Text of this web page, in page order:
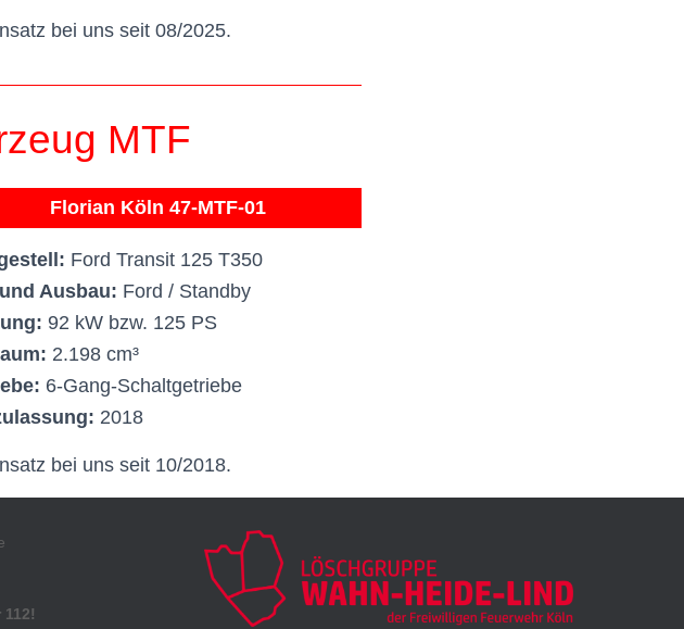
bei uns seit 08/2025.
MTF
Florian Köln 47-MTF-01
Ford Transit 125 T350
Ausbau: Ford / Standby
92 kW bzw. 125 PS
2.198 cm³
6-Gang-Schaltgetriebe
2018
bei uns seit 10/2018.